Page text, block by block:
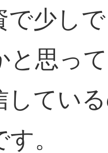
で少し
と思って
してい
。